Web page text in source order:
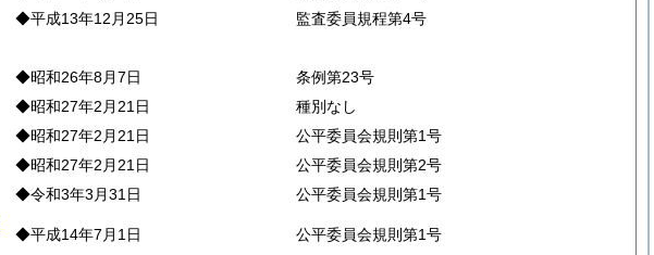
◆平成13年12月25日
監査委員規程第4号
◆昭和26年8月7日
条例第23号
◆昭和27年2月21日
種別なし
◆昭和27年2月21日
公平委員会規則第1号
◆昭和27年2月21日
公平委員会規則第2号
◆令和3年3月31日
公平委員会規則第1号
◆平成14年7月1日 公平委員会規則第1号